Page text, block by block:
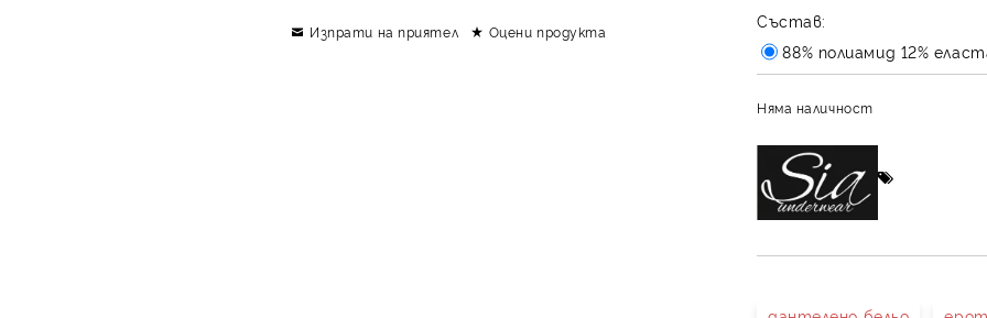
Състав:
88% полиамид 12%
Няма наличност
Изпрати на приятел Оцени продукта